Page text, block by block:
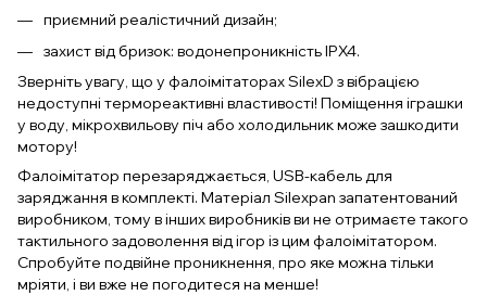
приємний реалістичний дизайн;
захист від бризок: водонепроникність IPX4.
Зверніть увагу, що у фалоімітаторах SilexD з вібрацією
недоступні термореактивні властивості! Поміщення іграшки
у воду, мікрохвильову піч або холодильник може зашкодити
мотору!
Фалоімітатор перезаряджається, USB-кабель для
заряджання в комплекті. Матеріал Silexpan запатентований
виробником, тому в інших виробників ви не отримаєте такого
тактильного задоволення від ігор із цим фалоімітатором.
Спробуйте подвійне проникнення, про яке можна тільки
мріяти, і ви вже не погодитеся на менше!